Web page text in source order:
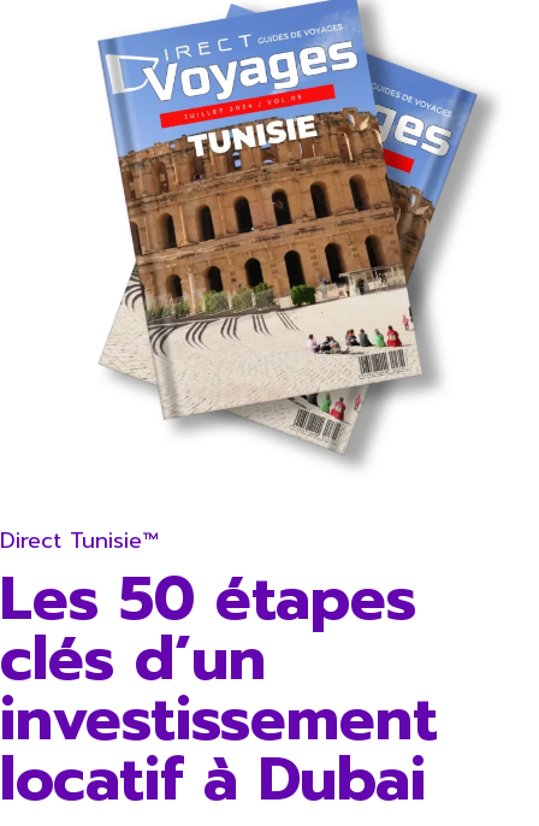
Direct Tunisie™
Les 50 étapes
clés d’un
investissement
locatif à Dubai